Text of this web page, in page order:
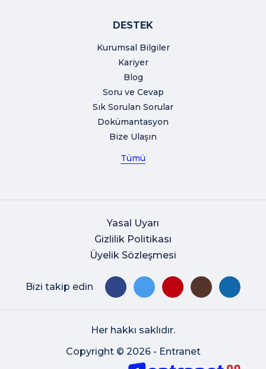
DESTEK
Kurumsal Bilgiler
Kariyer
Blog
Soru ve Cevap
Sık Sorulan Sorular
Dokümantasyon
Bize Ulaşın
Tümü
Yasal Uyarı
Gizlilik Politikası
Üyelik Sözleşmesi
Bizi takip edin
Her hakkı saklıdır.
Copyright © 2026 - Entranet